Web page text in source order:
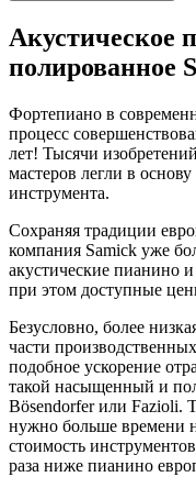
Акустическое
полированное
Фортепиано в
процесс
лет! Тысячи
мастеров легли в
инструмента.
Сохраняя традиции
компания Samick уже
акустические пианино
при этом доступные
Безусловно, более
части
подобное ускорение
такой насыщенный и
Bösendorfer или Fazioli.
нужно больше времени
стоимость
раза ниже пианино